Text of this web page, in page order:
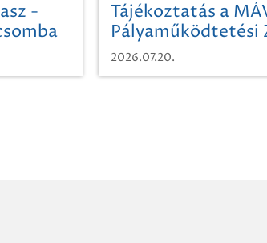
-
Tájékoztatás a
Pályaműködtetési
Területi Igazgatóság
Debrecen-Miskolc
2026.07.20.